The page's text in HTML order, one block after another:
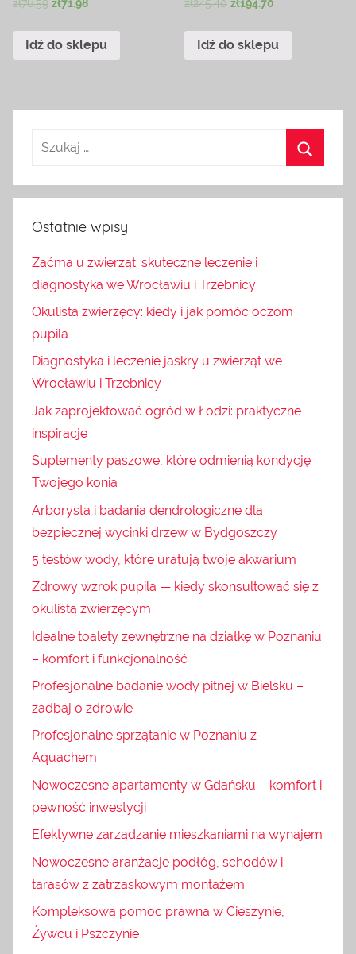
zł76.59 zł71.98
Idź do sklepu
zł245.40 zł194.70
Idź do sklepu
Ostatnie wpisy
Zaćma u zwierząt: skuteczne leczenie i
diagnostyka we Wrocławiu i Trzebnicy
Okulista zwierzęcy: kiedy i jak pomóc oczom
pupila
Diagnostyka i leczenie jaskry u zwierząt we
Wrocławiu i Trzebnicy
Jak zaprojektować ogród w Łodzi: praktyczne
inspiracje
Suplementy paszowe, które odmienią kondycję
Twojego konia
Arborysta i badania dendrologiczne dla
bezpiecznej wycinki drzew w Bydgoszczy
5 testów wody, które uratują twoje akwarium
Zdrowy wzrok pupila — kiedy skonsultować się z
okulistą zwierzęcym
Idealne toalety zewnętrzne na działkę w Poznaniu
– komfort i funkcjonalność
Profesjonalne badanie wody pitnej w Bielsku –
zadbaj o zdrowie
Profesjonalne sprzątanie w Poznaniu z
Aquachem
Nowoczesne apartamenty w Gdańsku – komfort i
pewność inwestycji
Efektywne zarządzanie mieszkaniami na wynajem
Nowoczesne aranżacje podłóg, schodów i
tarasów z zatrzaskowym montażem
Kompleksowa pomoc prawna w Cieszynie,
Żywcu i Pszczynie